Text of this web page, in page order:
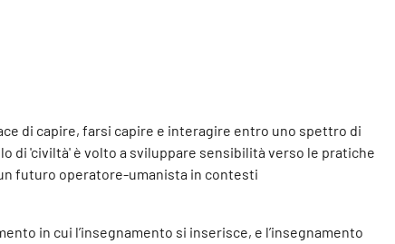
di capire, farsi capire e interagire entro uno spettro di
di 'civiltà' è volto a sviluppare sensibilità verso le pratiche
futuro operatore-umanista in contesti
in cui l’insegnamento si inserisce, e l’insegnamento